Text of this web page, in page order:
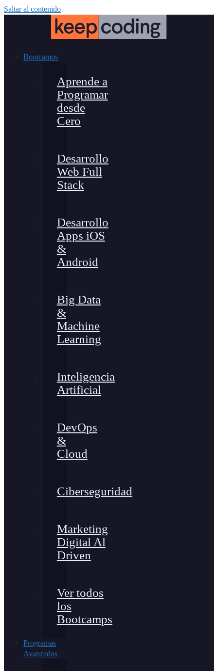
Saltar al contenido
Bootcamps
Aprende a
Programar
desde
Cero
Desarrollo
Web Full
Stack
Desarrollo
Apps iOS
&
Android
Big Data
&
Machine
Learning
Inteligencia
Artificial
DevOps
&
Cloud
Ciberseguridad
Marketing
Digital Al
Driven
Ver todos
los
Bootcamps
Programas
Avanzados